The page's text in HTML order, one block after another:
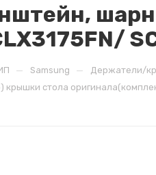
— Samsung — Держатели/
стола